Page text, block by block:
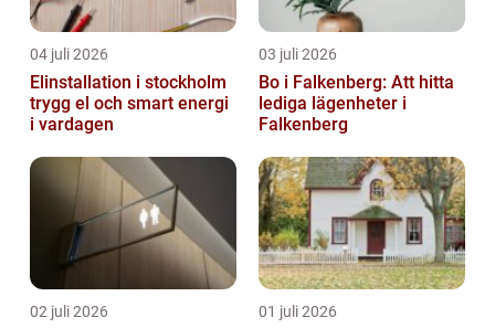
04 juli 2026
Elinstallation i stockholm
trygg el och smart energi
i vardagen
03 juli 2026
Bo i Falkenberg: Att hitta
lediga lägenheter i
Falkenberg
02 juli 2026 01 juli 2026